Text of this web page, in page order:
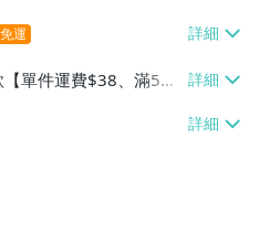
運
【單件運費$38、滿5件
】、7-ELEVEN取貨
萊爾富取貨付款【單件
費滿$1298免運
件運費$120、滿5件